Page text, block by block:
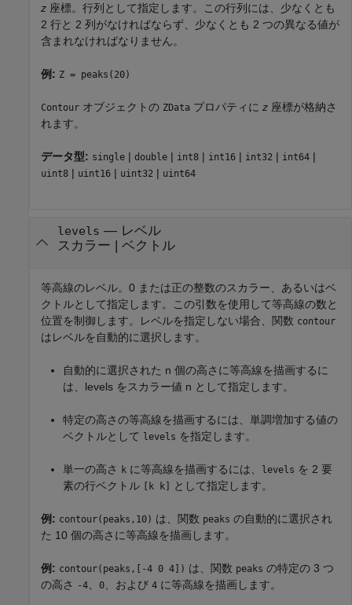
z 座標。行列として指定します。この行列には、少なくとも
2 行と 2 列がなければならず、少なくとも 2 つの異なる値が
含まれなければなりません。
例: Z = peaks(20)
Contour オブジェクトの ZData プロパティに z 座標が格納さ
れます。
データ型: single | double | int8 | int16 | int32 | int64 |
uint8 | uint16 | uint32 | uint64
levels — レベル
スカラー
ベクトル
等高線のレベル。0 または正の整数のスカラー、あるいはベ
クトルとして指定します。この引数を使用して等高線の数と
位置を制御します。レベルを指定しない場合、関数 contour
はレベルを自動的に選択します。
自動的に選択された n 個の高さに等高線を描画するに
は、levels をスカラー値 n として指定します。
特定の高さの等高線を描画するには、単調増加する値の
ベクトルとして levels を指定します。
単一の高さ k に等高線を描画するには、 levels を 2 要
素の行ベクトル [k k] として指定します。
例: contour(peaks,10) は、関数 peaks の自動的に選択され
た 10 個の高さに等高線を描画します。
例: contour(peaks,[-4 0 4]) は、関数 peaks の特定の 3 つ
の高さ
-4 0 、および 4 に等高線を描画します。